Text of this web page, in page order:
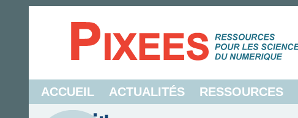
ACCUEIL ACTUALITÉS RESSOURCES